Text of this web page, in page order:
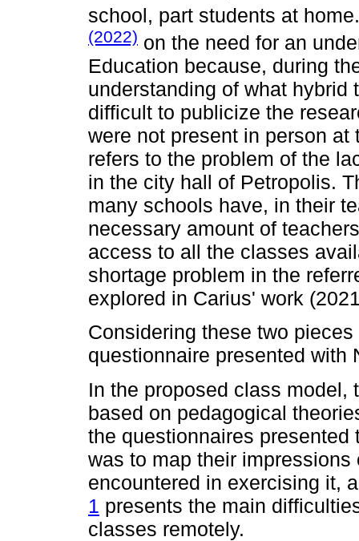
school, part students at
(2022) on the need for an
Education because, during
understanding of what hybrid
difficult to publicize the
were not present in person
refers to the problem of the
in the city hall of Petropolis.
many schools have, in their
necessary amount of
access to all the classes
shortage problem in the
explored in Carius' work
Considering these two
questionnaire presented with
In the proposed class model,
based on pedagogical
the questionnaires
was to map their
encountered in exercising it,
1 presents the main
classes remotely.